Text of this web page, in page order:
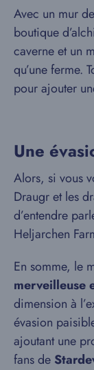
Avec un mur
boutique
caverne et un
qu’une ferme.
pour ajouter
Une
Alors, si vous
Draugr et les
d’entendre
Heljarchen
En somme, le
merveilleuse
dimension à
évasion
ajoutant une
fans de